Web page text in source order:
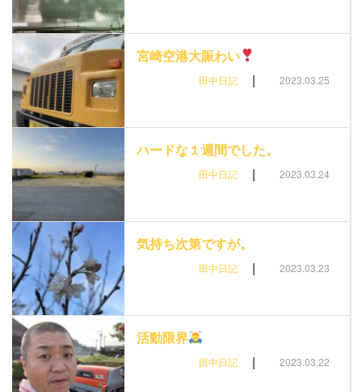
宮崎空港大賑わい
田中日記 | 2023.03.25
ハードな１週間でした。
田中日記 | 2023.03.24
気持ち次第ですが。
田中日記 | 2023.03.23
活動限界
田中日記 | 2023.03.22